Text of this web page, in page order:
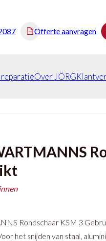
Offerte aanvragen
Over JÖRG
Rondschaar KSM 3
het snijden van staal,